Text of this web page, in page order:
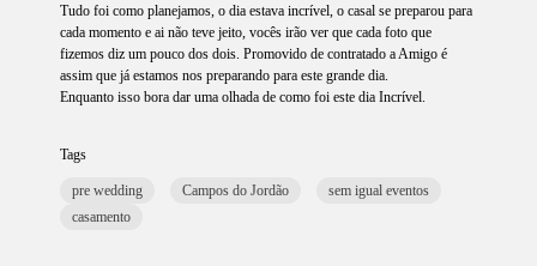
Tudo foi como planejamos, o dia estava incrível, o casal se preparou para
cada momento e ai não teve jeito, vocês irão ver que cada foto que
fizemos diz um pouco dos dois. Promovido de contratado a Amigo é
assim que já estamos nos preparando para este grande dia.
Enquanto isso bora dar uma olhada de como foi este dia Incrível.
Tags
pre wedding Campos do Jordão
sem igual eventos
casamento